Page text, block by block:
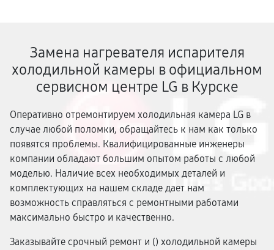
Замена нагревателя испарителя
холодильной камеры в официальном
сервисном центре LG в Курске
Оперативно отремонтируем холодильная камера LG в
случае любой поломки, обращайтесь к нам как только
появятся проблемы. Квалифицированные инженеры
компании обладают большим опытом работы с любой
моделью. Наличие всех необходимых деталей и
комплектующих на нашем складе дает нам
возможность справляться с ремонтными работами
максимально быстро и качественно.
Заказывайте срочный ремонт и () холодильной камеры